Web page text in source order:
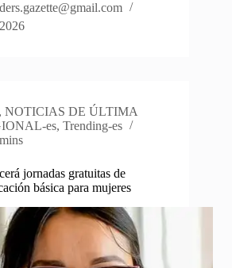
,NOTICIAS DE ÚLTIMA
es, Trending-es
jornadas gratuitas de
básica para mujeres